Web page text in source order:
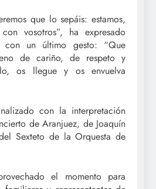
que lo sepáis: estamos,
vosotros”, ha expresado
con un último gesto: “Que
de cariño, de respeto y
os llegue y os envuelva
con la interpretación
de Aranjuez, de Joaquín
Sexteto de la Orquesta de
el momento para